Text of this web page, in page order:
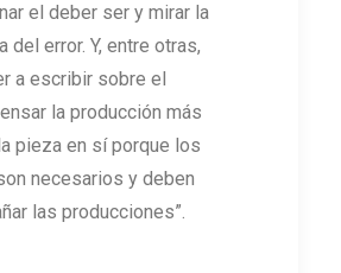
el deber ser y mirar la
del error. Y, entre otras,
a escribir sobre el
la producción más
pieza en sí porque los
necesarios y deben
las producciones”.